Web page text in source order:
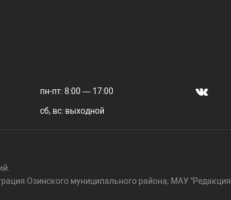
пн-пт: 8:00 — 17:00
сб, вс: выходной
Озинского муниципального района; МАУ "Редакция